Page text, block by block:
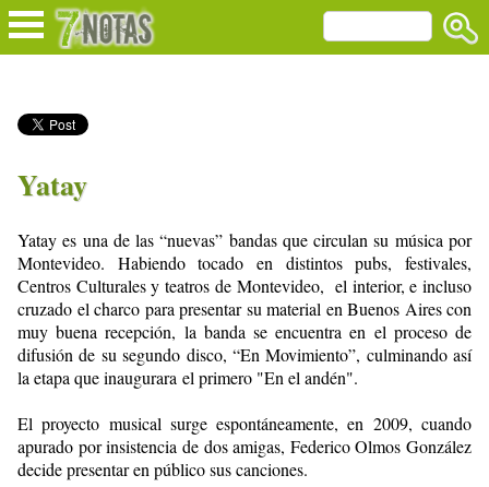
Yatay
Yatay es una de las “nuevas” bandas que circulan su música por
Montevideo. Habiendo tocado en distintos pubs, festivales,
Centros Culturales y teatros de Montevideo, el interior, e incluso
cruzado el charco para presentar su material en Buenos Aires con
muy buenarecepción, la banda se encuentra en el proceso de
difusión de susegundo disco, “En Movimiento”, culminando así
la etapa que inaugurara el primero "En el andén".
El proyecto musical surge espontáneamente, en 2009, cuando
apurado porinsistencia de dos amigas, Federico Olmos González
decide presentar en público sus canciones.